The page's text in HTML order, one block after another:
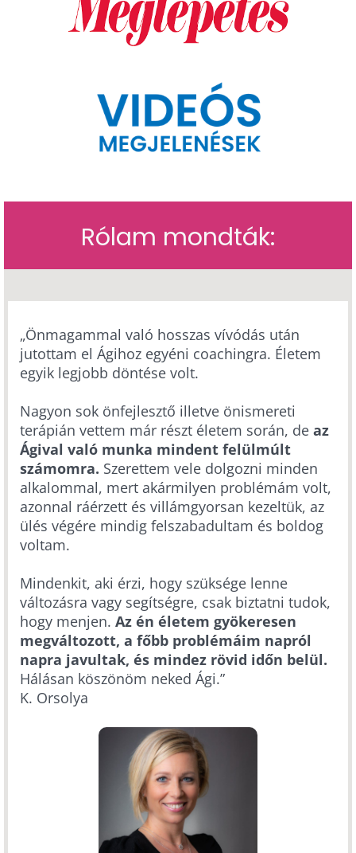
Rólam mondták:
„Önmagammal való hosszas vívódás után
jutottam el Ágihoz egyéni coachingra. Életem
egyik legjobb döntése volt.
Nagyon sok önfejlesztő illetve önismereti
terápián vettem már részt életem során, de az
Ágival való munka mindent felülmúlt
számomra. Szerettem vele dolgozni minden
alkalommal, mert akármilyen problémám volt,
azonnal ráérzett és villámgyorsan kezeltük, az
ülés végére mindig felszabadultam és boldog
voltam.
Mindenkit, aki érzi, hogy szüksége lenne
változásra vagy segítségre, csak biztatni tudok,
hogy menjen. Az én életem gyökeresen
megváltozott, a főbb problémáim napról
napra javultak, és mindez rövid időn belül.
Hálásan köszönöm neked Ági.”
K. Orsolya